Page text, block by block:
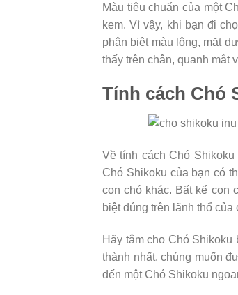
Màu tiêu chuẩn của một
kem. Vì vậy, khi bạn đi
phân biệt màu lông, mặt
thấy trên chân, quanh mắt
Tính cách Chó
Về tính cách Chó
Chó Shikoku của bạn có
con chó khác. Bất kể con
biệt đúng trên lãnh thổ
Hãy tắm cho Chó
thành nhất. chúng muốn
đến một Chó Shikoku